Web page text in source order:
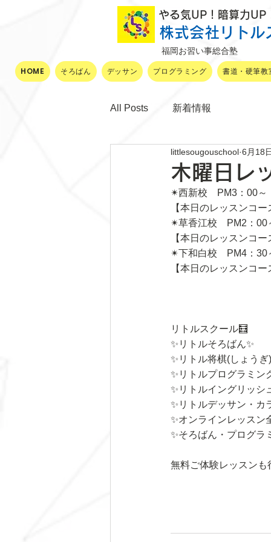
やる気UP！暗算力
株式会社リト
福岡お習い事総合塾
HOME そろばん デッサン プログラミング 書道・硬筆教
All Posts 新着情報
木曜日レ
littlesougouschool 6月18
✴西新校　PM3：00～
【本日のレッスンコ
✴草香江校　PM2：00
【本日のレッスンコ
✴下和白校　PM4：30
【本日のレッスンコ
リトルスクール🧮
✨リトルそろばん✨
✨リトル将棋(しょうぎ
✨リトルプログラミン
✨リトルイングリッシ
✨リトルデッサン・カ
✨オンラインレッスン
✨そろばん・プログラ
無料ご体験レッスンも